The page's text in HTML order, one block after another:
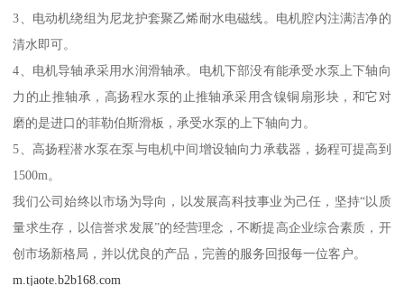
3、电动机绕组为尼龙护套聚乙烯耐水电磁线。电机腔内注满洁净的
清水即可。
4、电机导轴承采用水润滑轴承。电机下部没有能承受水泵上下轴向
力的止推轴承，高扬程水泵的止推轴承采用含镍铜扇形块，和它对
磨的是进口的菲勒伯斯滑板，承受水泵的上下轴向力。
5、高扬程潜水泵在泵与电机中间增设轴向力承载器，扬程可提高到
1500m。
我们公司始终以市场为导向，以发展高科技事业为己任，坚持“以质
量求生存，以信誉求发展”的经营理念，不断提高企业综合素质，开
创市场新格局，并以优良的产品，完善的服务回报每一位客户。
m.tjaote.b2b168.com